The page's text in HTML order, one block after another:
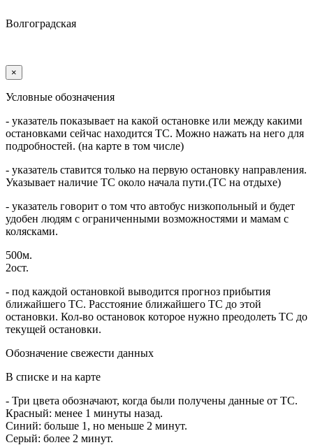
Волгоградская
×
Условные обозначения
- указатель показывает на какой остановке или между какими
остановками сейчас находится ТС. Можно нажать на него для
подробностей. (на карте в том числе)
- указатель ставится только на первую остановку направления.
Указывает наличие ТС около начала пути.(ТС на отдыхе)
- указатель говорит о том что автобус низкопольный и будет
удобен людям с ограниченными возможностями и мамам с
колясками.
500м.
2ост.
- под каждой остановкой выводится прогноз прибытия
ближайшего ТС. Расстояние ближайшего ТС до этой
остановки. Кол-во остановок которое нужно преодолеть ТС до
текущей остановки.
Обозначение свежести данных
В списке и на карте
- Три цвета обозначают, когда были получены данные от ТС.
Красный: менее 1 минуты назад.
Синий: больше 1, но меньше 2 минут.
Серый: более 2 минут.